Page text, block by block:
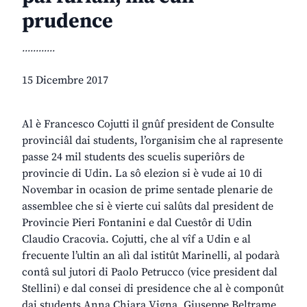
prudence
............
15 Dicembre 2017
Al è Francesco Cojutti il gnûf president de Consulte
provinciâl dai students, l’organisim che al rapresente
passe 24 mil students des scuelis superiôrs de
provincie di Udin. La sô elezion si è vude ai 10 di
Novembar in ocasion de prime sentade plenarie de
assemblee che si è vierte cui salûts dal president de
Provincie Pieri Fontanini e dal Cuestôr di Udin
Claudio Cracovia. Cojutti, che al vîf a Udin e al
frecuente l’ultin an alì dal istitût Marinelli, al podarà
contâ sul jutori di Paolo Petrucco (vice president dal
Stellini) e dal consei di presidence che al è componût